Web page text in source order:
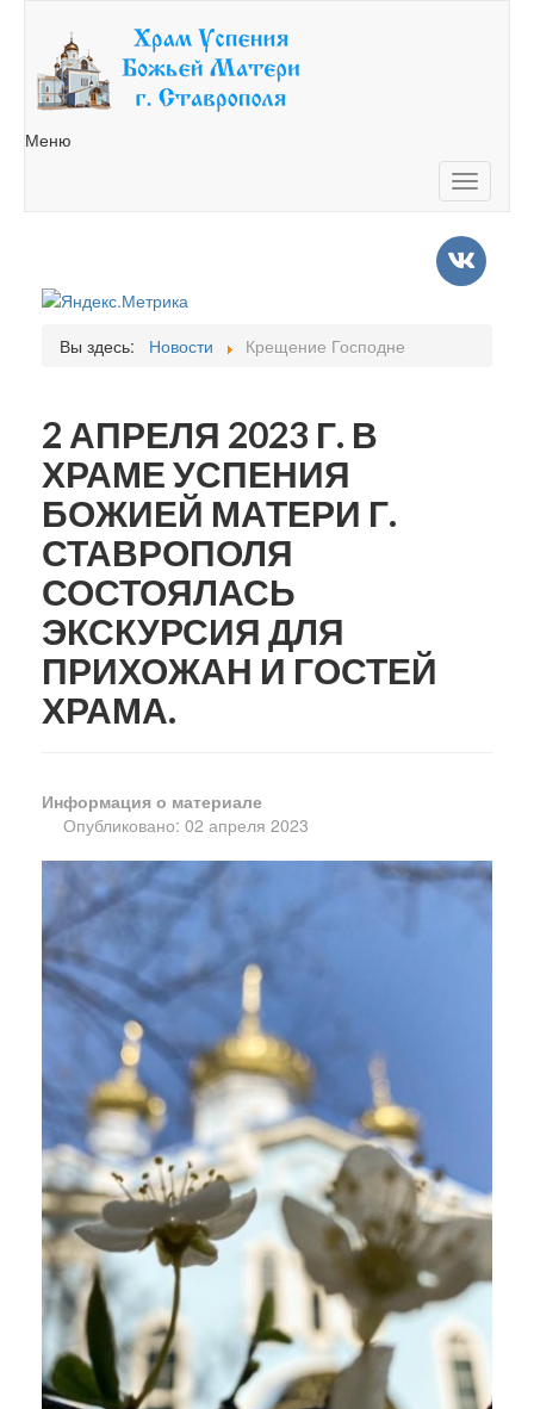
Меню
Toggle
Вы здесь: Новости Крещение Господне
2 АПРЕЛЯ 2023 Г. В
ХРАМЕ УСПЕНИЯ
БОЖИЕЙ МАТЕРИ Г.
СТАВРОПОЛЯ
СОСТОЯЛАСЬ
ЭКСКУРСИЯ ДЛЯ
ПРИХОЖАН И ГОСТЕЙ
ХРАМА.
Информация о материале
Опубликовано: 02 апреля 2023